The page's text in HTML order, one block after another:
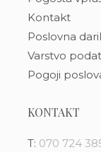
Kontakt
Poslovna
Varstvo
Pogoji
KONTAKT
T: 070 724